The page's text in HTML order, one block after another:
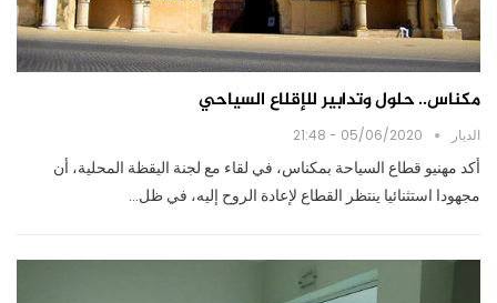
مكناس.. حلول وتدابير للإقلاع السياحي
الديار 05/06/2020 - 21:48
أكد مهنيو قطاع السياحة بمكناس، في لقاء مع لجنة اليقظة المحلية، أن
مجهودا استثنائيا ينتظر القطاع لإعادة الروح إليه، في ظل…